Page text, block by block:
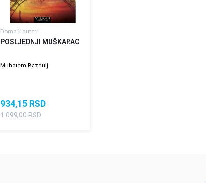
Domaći autori
POSLJEDNJI MUŠKARAC
Muharem Bazdulj
934,15 RSD
1.099,00RSD